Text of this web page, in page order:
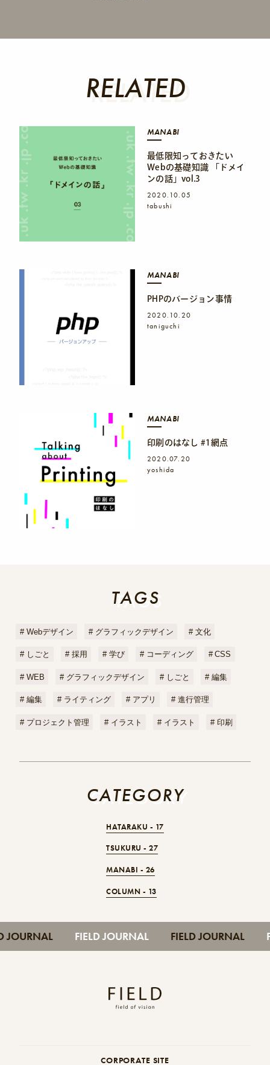
RELATED
RELATED
MANABI
最低限知っておきたい
Webの基礎知識 「ドメイ
ンの話」vol.3
2020.10.05
tabushi
MANABI
PHPのバージョン事情
2020.10.20
taniguchi
MANABI
印刷のはなし #1網点
2020.07.20
yoshida
TAGS
TAGS
Webデザイン グラフィックデザイン 文化
しごと 採用 学び コーディング CSS
WEB グラフィックデザイン しごと 編集
編集 ライティング アプリ 進行管理
プロジェクト管理 イラスト イラスト 印刷
CATEGORY
CATEGORY
HATARAKU - 17
TSUKURU -27
MANABI - 26
COLUMN - 13
FIELD JOURNAL FIELD JOURNAL FIELD JOURNAL
CORPORATE SITE